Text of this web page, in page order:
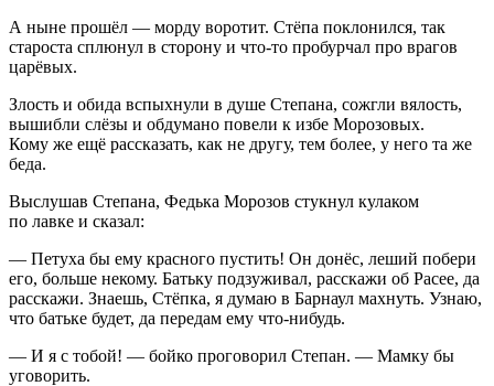
А ныне прошёл — морду воротит. Стёпа поклонился, так
староста сплюнул в сторону и что-то пробурчал про врагов
царёвых.
Злость и обида вспыхнули в душе Степана, сожгли вялость,
вышибли слёзы и обдумано повели к избе Морозовых.
Кому же ещё рассказать, как не другу, тем более, у него та же
беда.
Выслушав Степана, Федька Морозов стукнул кулаком
по лавке и сказал:
— Петуха бы ему красного пустить! Он донёс, леший побери
его, больше некому. Батьку подзуживал, расскажи об Расее, да
расскажи. Знаешь, Стёпка, я думаю в Барнаул махнуть. Узнаю,
что батьке будет, да передам ему что-нибудь.
— И я с тобой! — бойко проговорил Степан. — Мамку бы
уговорить.